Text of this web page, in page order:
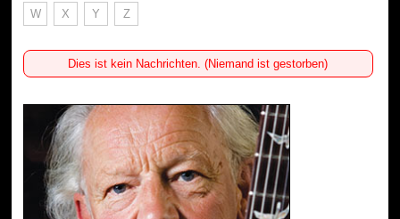
W X Y Z
Dies ist kein Nachrichten. (Niemand ist gestorben)